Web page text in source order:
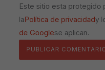
Este sitio esta protegido
laPolítica de privacidady
de Googlese aplican.